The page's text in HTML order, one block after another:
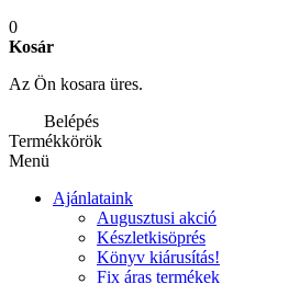
0
Kosár
Az Ön kosara üres.
Belépés
Termékkörök
Menü
Ajánlataink
Augusztusi akció
Készletkisöprés
Könyv kiárusítás!
Fix áras termékek